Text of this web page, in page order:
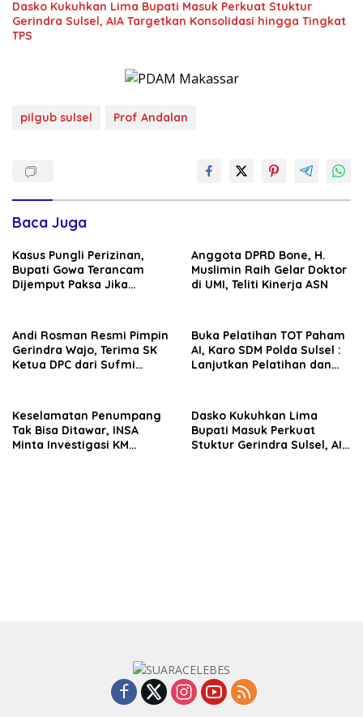
Dasko Kukuhkan Lima Bupati Masuk Perkuat Stuktur
Gerindra Sulsel, AIA Targetkan Konsolidasi hingga Tingkat
TPS
pilgub sulsel Prof Andalan
Baca Juga
Kasus Pungli Perizinan,
Bupati Gowa Terancam
Dijemput Paksa Jika
Anggota DPRD Bone, H.
Muslimin Raih Gelar Doktor
di UMI, Teliti Kinerja ASN
Andi Rosman Resmi Pimpin
Gerindra Wajo, Terima SK
Ketua DPC dari Sufmi
Buka Pelatihan TOT Paham
AI, Karo SDM Polda Sulsel :
Lanjutkan Pelatihan dan
Keselamatan Penumpang
Tak Bisa Ditawar, INSA
Minta Investigasi KM
Dasko Kukuhkan Lima
Bupati Masuk Perkuat
Stuktur Gerindra Sulsel, AIA